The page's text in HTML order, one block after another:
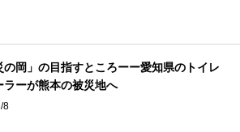
の岡」の目指すところーー愛知県のトイレ
ラーが熊本の被災地へ
8